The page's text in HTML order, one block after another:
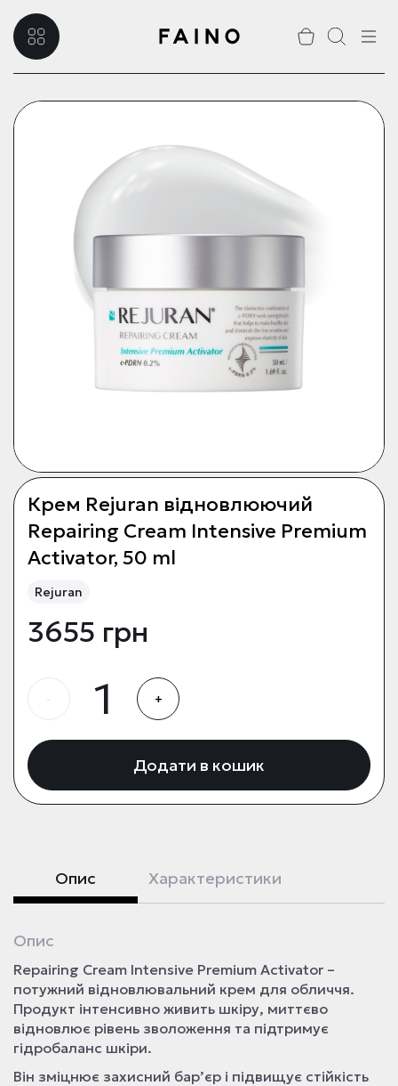
Крем Rejuran відновлюючий
Repairing Cream Intensive Premium
Activator, 50 ml
Rejuran
3655 грн
+
Додати в кошик
Опис Характеристики
Опис
Repairing Cream Intensive Premium Activator –
потужний відновлювальний крем для обличчя.
Продукт інтенсивно живить шкіру, миттєво
відновлює рівень зволоження та підтримує
гідробаланс шкіри.
Він зміцнює захисний бар’єр і підвищує стійкість